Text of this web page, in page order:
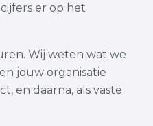
er op het
Wij weten wat we
jouw organisatie
en daarna, als vaste